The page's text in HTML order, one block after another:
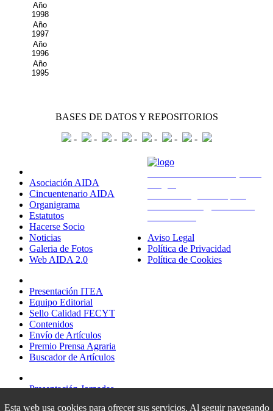
Año
1998
Año
1997
Año
1996
Año
1995
BASES DE DATOS Y REPOSITORIOS
- - - - - - -
Asociación AIDA
Cincuentenario AIDA
Organigrama
Estatutos
Hacerse Socio
Noticias
Galeria de Fotos
Web AIDA 2.0
Presentación ITEA
Equipo Editorial
Sello Calidad FECYT
Contenidos
Envío de Artículos
Premio Prensa Agraria
Buscador de Artículos
Presentación Jornadas
Aviso Legal
Política de Privacidad
Política de Cookies
Esta web usa cookies para ofrecer sus servicios. Al seguir navegando